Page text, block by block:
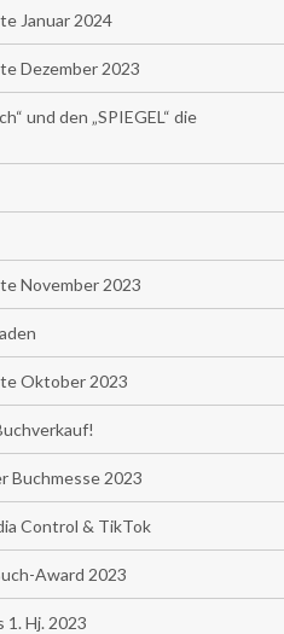
Januar 2024
Dezember 2023
und den „SPIEGEL“ die
November 2023
Oktober 2023
Buchmesse 2023
Control & TikTok
Award 2023
1. Hj. 2023